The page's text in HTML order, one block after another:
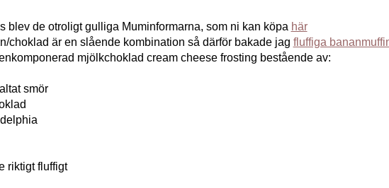
blev de otroligt gulliga Muminformarna, som ni kan köpa här
choklad är en slående kombination så därför bakade jag fluffiga
mjölkchoklad cream cheese frosting bestående av:
smör
riktigt fluffigt